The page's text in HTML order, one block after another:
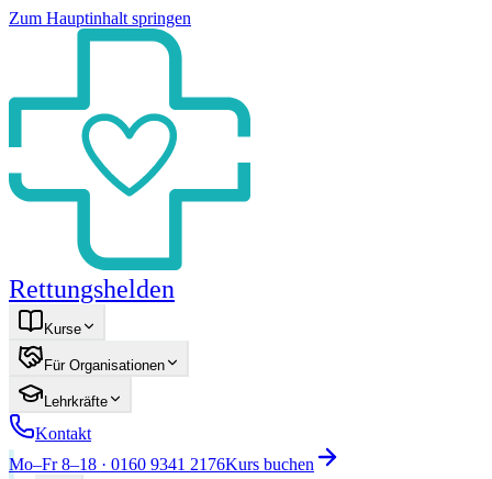
Zum Hauptinhalt springen
Rettungshelden
Kurse
Für Organisationen
Lehrkräfte
Kontakt
Mo–Fr 8–18 · 0160 9341 2176Kurs buchen